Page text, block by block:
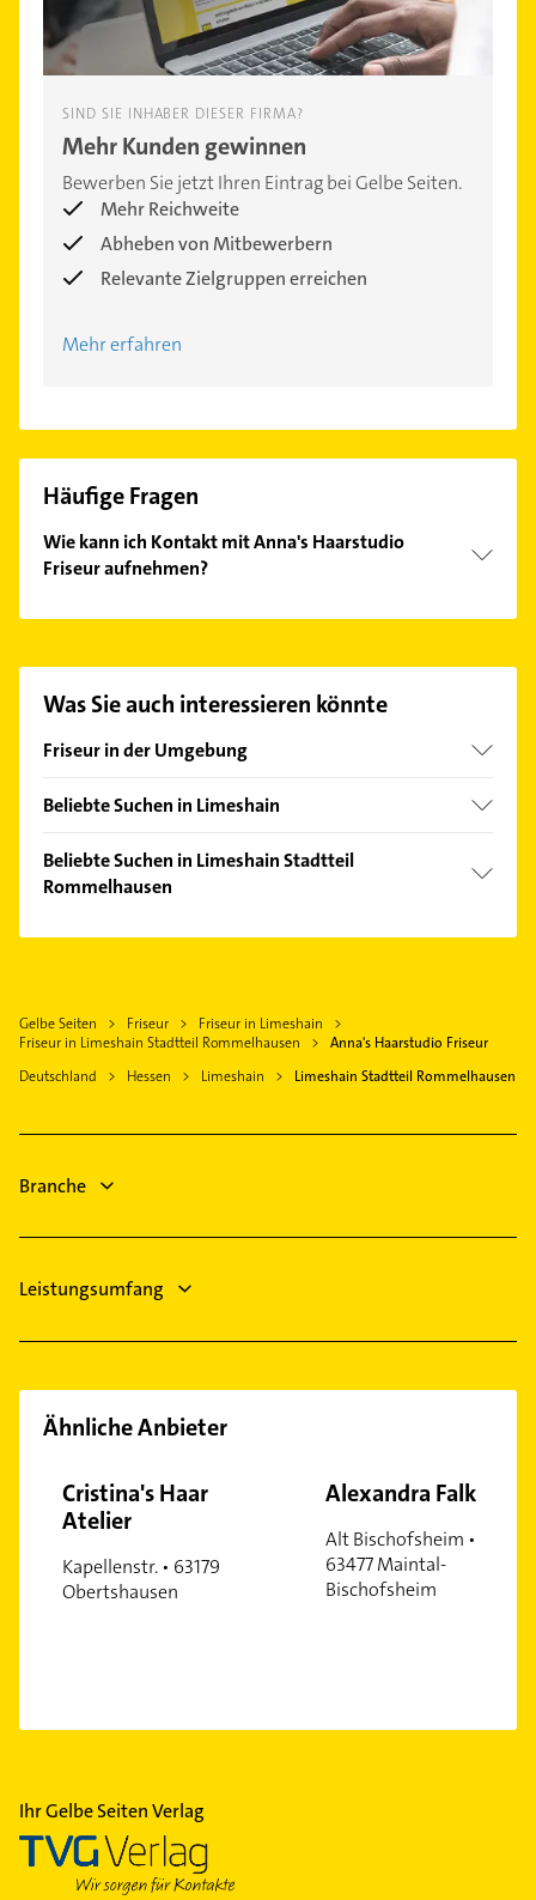
SIND SIE INHABER DIESER FIRMA?
Mehr Kunden gewinnen
Bewerben Sie jetzt Ihren Eintrag bei Gelbe Seiten.
Mehr Reichweite
Abheben von Mitbewerbern
Relevante Zielgruppen erreichen
Mehr erfahren
Häufige Fragen
Wie kann ich Kontakt mit Anna's Haarstudio
Friseur aufnehmen?
finden Sie alleKontaktdaten.
Was Sie auch interessieren könnte
Friseur in der Umgebung
Altenstadt Hessen
Bruchköbel
Florstadt
Büdingen Hessen
Beliebte Suchen in Limeshain
Bestatter
Putzfrau
Immobilienmakler
Zahnarzt
Schreiner
Beliebte Suchen in Limeshain Stadtteil
Rommelhausen
Maler
Gelbe Seiten Friseur
Friseur in Limeshain
Friseur in Limeshain Stadtteil Rommelhausen
Anna's Haarstudio Friseur
Deutschland
Hessen Limeshain Limeshain Stadtteil Rommelhausen
Branche
Leistungsumfang
Ähnliche Anbieter
Cristina's Haar
Atelier
Kapellenstr. • 63179
Obertshausen
Alexandra Falk
Alt Bischofsheim •
63477 Maintal-
Bischofsheim
Ihr Gelbe Seiten Verlag